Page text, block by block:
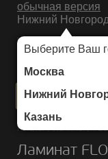
обычная версия
Нижний Новгород
Выберите Ваш
Москва
Нижний
Казань
ИНТЕРНЕТ-МАГАЗИН
Каталог/Ламинат/
Ламинат